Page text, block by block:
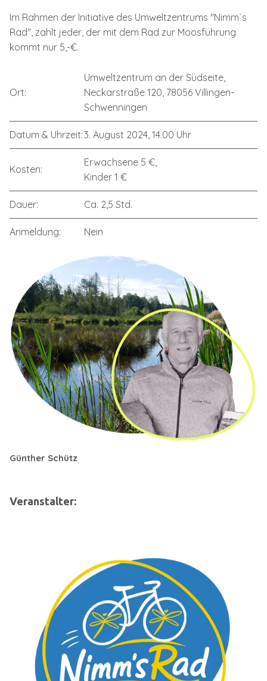
Im Rahmen der Initiative des Umweltzentrums "Nimm´s
Rad", zahlt jeder, der mit dem Rad zur Moosführung
kommt nur 5,-€.
Ort:
Umweltzentrum an der Südseite,
Neckarstraße 120, 78056 Villingen-
Schwenningen
Datum & Uhrzeit:3. August 2024, 14.00 Uhr
Kosten:
Erwachsene 5 €,
Kinder 1 €
Dauer: Ca. 2,5 Std.
Anmeldung: Nein
Günther Schütz
Veranstalter: